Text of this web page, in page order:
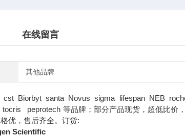
在线留言
其他品牌
Biorbyt santa Novus sigma lifespan NEB
tocris peprotech 等品牌；部分产品现货，超低比
优，售后齐全。订货:
Scientific